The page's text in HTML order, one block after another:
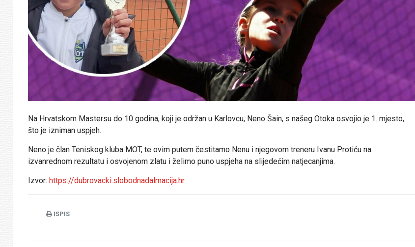
Na Hrvatskom Mastersu do 10 godina, koji je održan u Karlovcu, Neno Šain, s našeg Otoka osvojio je 1. mjesto,
što je izniman uspjeh.
Neno je član Teniskog kluba MOT, te ovim putem čestitamo Nenu i njegovom treneru Ivanu Protiću na
izvanrednom rezultatu i osvojenom zlatu i želimo puno uspjeha na slijedećim natjecanjima.
Izvor: https://dubrovacki.slobodnadalmacija.hr
ISPIS